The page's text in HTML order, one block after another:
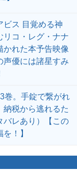
ビス 目覚める神
リコ・レグ・ナナ
かれた本予告映像
声優には諸星すみ
巻。手錠で繋がれ
納税から逃れるた
レあり）【この
！】